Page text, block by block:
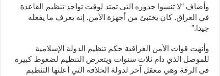
وأضاف “لا تنسوا جذوره التي تمتد لوقت تواجد تنظيم القاعدة
في العراق. كان يختبئ من أجهزة الأمن. إنه يعرف ما يفعله
جيدا.”
وأنهت قوات الأمن العراقية حكم تنظيم الدولة الإسلامية
للموصل الذي دام ثلاث سنوات ويتعرض التنظيم لضغوط كبيرة
في الرقة وهي معقل آخر لدولة الخلافة التي أعلنها التنظيم